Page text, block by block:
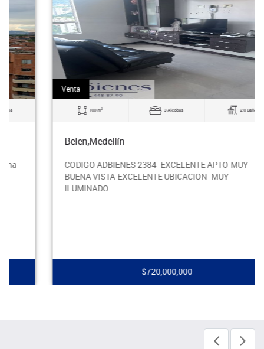
Venta
Belen,Medellín
CODIGO ADBIENES 2384- EXCELENTE APTO-MUY
BUENA VISTA-EXCELENTE UBICACION -MUY
ILUMINADO
$720,000,000